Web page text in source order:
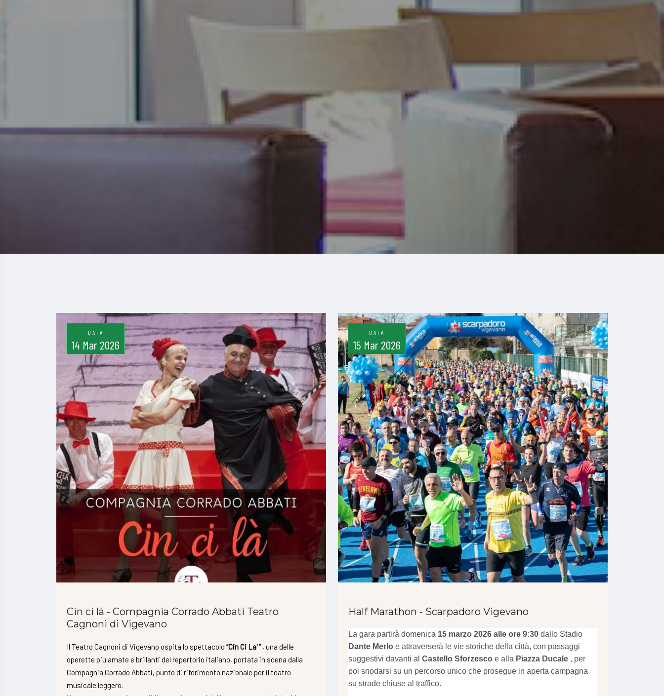
DATA
14 Mar 2026
Cin ci là - Compagnia Corrado Abbati Teatro
Cagnoni di Vigevano
Il Teatro Cagnoni di Vigevano ospita lo spettacolo “Cin Ci La' ”, una delle
operette più amate e brillanti del repertorio italiano, portata in scena dalla
Compagnia Corrado Abbati, punto di riferimento nazionale per il teatro
musicale leggero.
DATA
15 Mar 2026
Half Marathon - Scarpadoro Vigevano
La gara partirà domenica 15 marzo 2026 alle ore 9:30 dallo Stadio
Dante Merlo e attraverserà le vie storiche della città, con passaggi
suggestivi davanti al Castello Sforzesco e alla Piazza Ducale , per
poi snodarsi su un percorso unico che prosegue in aperta campagna
su strade chiuse al traffico.